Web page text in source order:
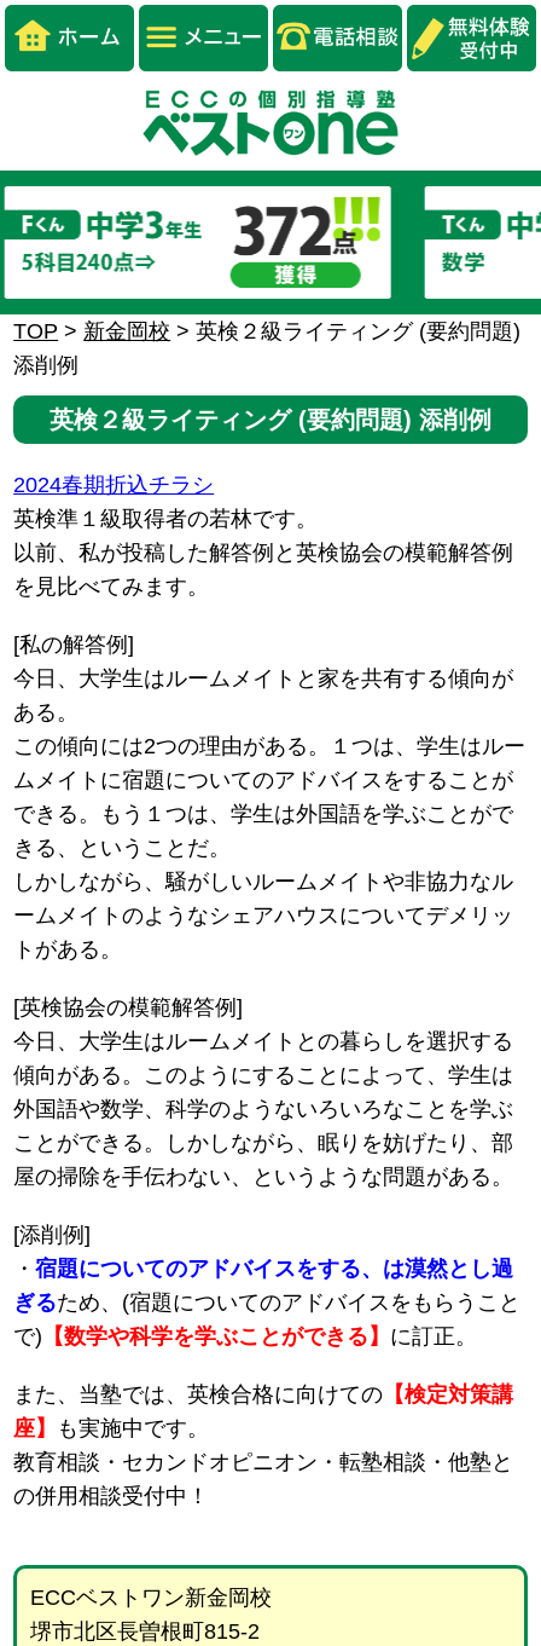
TOP > 新金岡校 >英検２級ライティング (要約問題)
添削例
英検２級ライティング (要約問題) 添削例
2024春期折込チラシ
英検準１級取得者の若林です。
以前、私が投稿した解答例と英検協会の模範解答例
を見比べてみます。
[私の解答例]
今日、大学生はルームメイトと家を共有する傾向が
ある。
この傾向には2つの理由がある。１つは、学生はルー
ムメイトに宿題についてのアドバイスをすることが
できる。もう１つは、学生は外国語を学ぶことがで
きる、ということだ。
しかしながら、騒がしいルームメイトや非協力なル
ームメイトのようなシェアハウスについてデメリッ
トがある。
[英検協会の模範解答例]
今日、大学生はルームメイトとの暮らしを選択する
傾向がある。このようにすることによって、学生は
外国語や数学、科学のようないろいろなことを学ぶ
ことができる。しかしながら、眠りを妨げたり、部
屋の掃除を手伝わない、というような問題がある。
[添削例]
・宿題についてのアドバイスをする、は漠然とし過
ぎるため、(宿題についてのアドバイスをもらうこと
で) 【数学や科学を学ぶことができる】 に訂正。
また、当塾では、英検合格に向けての 【検定対策講
座】
も実施中です。
教育相談・セカンドオピニオン・転塾相談・他塾と
の併用相談受付中！
ECCベストワン新金岡校
堺市北区長曽根町815-2